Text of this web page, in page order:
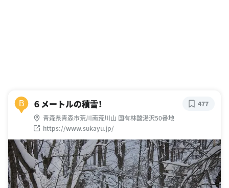
B ６メートルの積雪！
青森県青森市荒川南荒川山 国有林酸湯沢50番地
https://www.sukayu.jp/
477